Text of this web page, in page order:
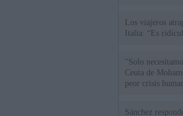
Los viajeros
Italia: “Es
"Solo
Ceuta de
peor crisis
Sánchez